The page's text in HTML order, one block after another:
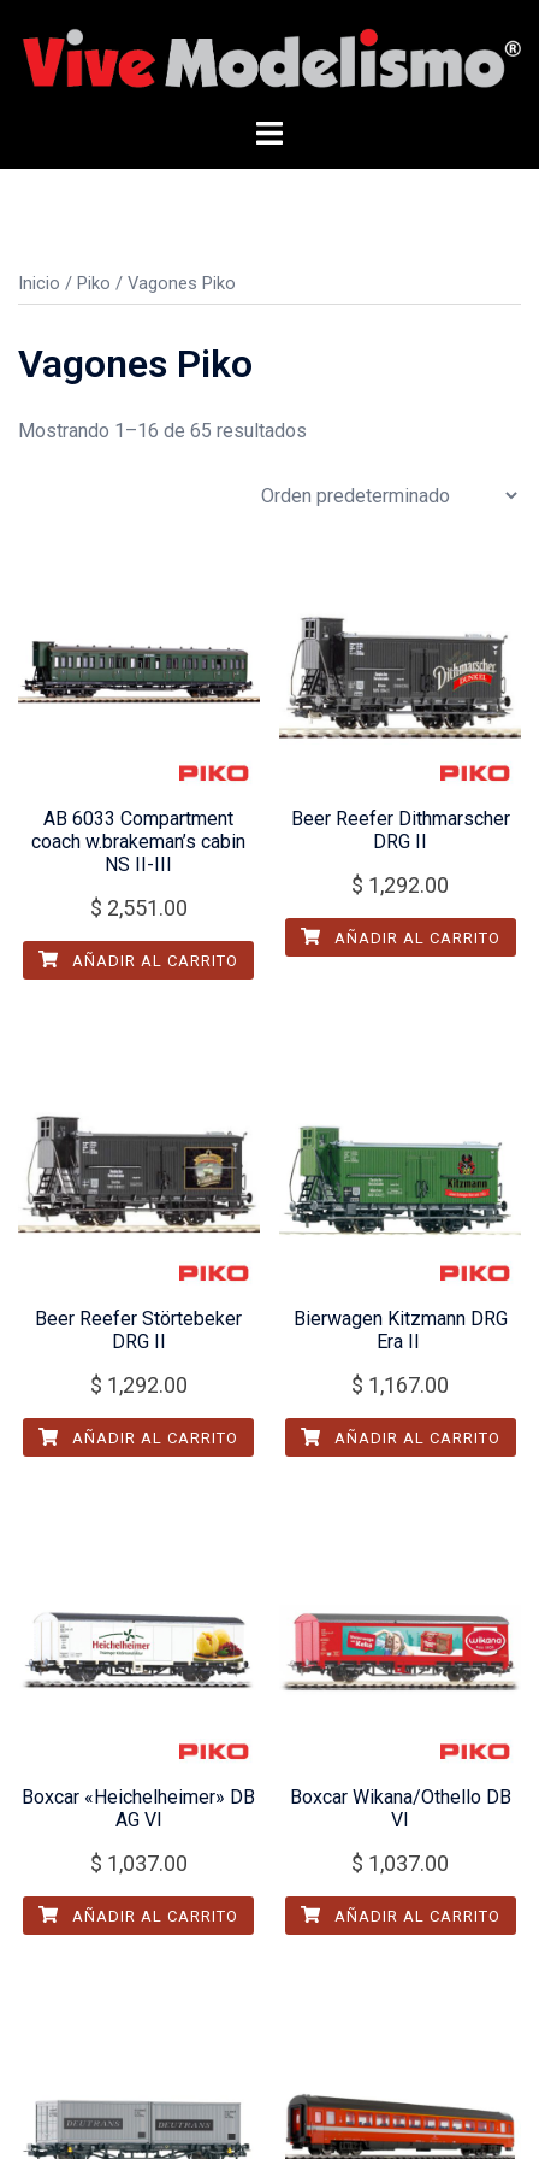
contenido
Alternar
Inicio / Piko / Vagones Piko
Vagones Piko
Mostrando 1–16 de 65 resultados
AB 6033 Compartment
coach w.brakeman’s cabin
NS II-III
$ 2,551.00
AÑADIR AL CARRITO
Beer Reefer Dithmarscher
DRG II
$ 1,292.00
AÑADIR AL CARRITO
Beer Reefer Störtebeker
DRG II
$ 1,292.00
AÑADIR AL CARRITO
Bierwagen Kitzmann DRG
Era II
$ 1,167.00
AÑADIR AL CARRITO
Boxcar «Heichelheimer» DB
AG VI
$ 1,037.00
AÑADIR AL CARRITO
Boxcar Wikana/Othello DB
VI
$ 1,037.00
AÑADIR AL CARRITO